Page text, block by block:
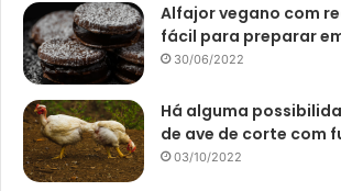
Alfajor vegano com
fácil para preparar
30/06/2022
Há alguma
de ave de corte com
03/10/2022